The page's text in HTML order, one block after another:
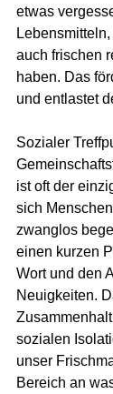
etwas
auch frischen
haben. Das
und entlastet
Sozialer
ist oft der
sich
zwanglos
einen kurzen
Wort und den
Neuigkeiten.
sozialen
unser
Bereich an